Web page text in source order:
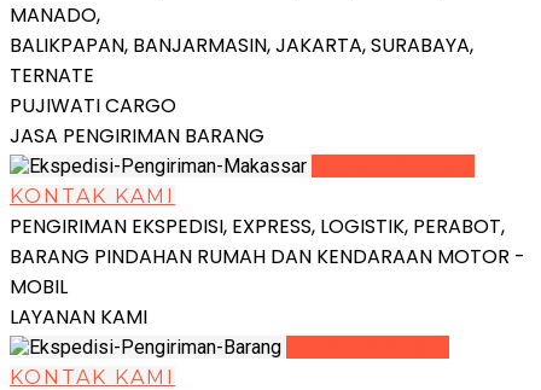
MANADO,
BALIKPAPAN, BANJARMASIN, JAKARTA, SURABAYA,
TERNATE
PUJIWATI CARGO
JASA PENGIRIMAN BARANG
KONTAK KAMI
PENGIRIMAN EKSPEDISI, EXPRESS, LOGISTIK, PERABOT,
BARANG PINDAHAN RUMAH DAN KENDARAAN MOTOR -
MOBIL
LAYANAN KAMI
KONTAK KAMI